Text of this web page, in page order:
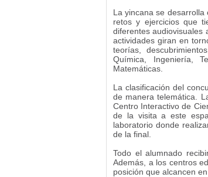
La yincana se desarrolla
retos y ejercicios que
diferentes audiovisuales
actividades giran en
teorías,
Química, Ingeniería,
Matemáticas.
La clasificación del
de manera telemática.
Centro Interactivo de
de la visita a este
laboratorio donde
de la final.
Todo el alumnado
Además, a los centros
posición que alcancen